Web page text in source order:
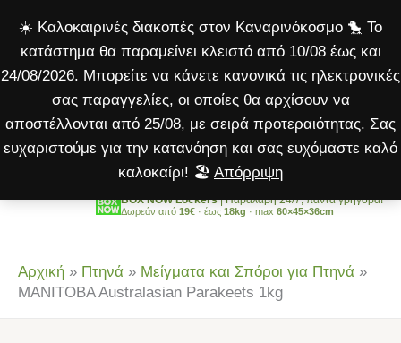
☀️ Καλοκαιρινές διακοπές στον Καναρινόκοσμο 🐤 Το
κατάστημα θα παραμείνει κλειστό από 10/08 έως και
24/08/2026. Μπορείτε να κάνετε κανονικά τις ηλεκτρονικές
σας παραγγελίες, οι οποίες θα αρχίσουν να
αποστέλλονται από 25/08, με σειρά προτεραιότητας. Σας
ευχαριστούμε για την κατανόηση και σας ευχόμαστε καλό
καλοκαίρι! 🏖️ Απόρριψη
στο
περιεχόμενο
BOX NOW Lockers| Παραλαβή 24/7, πάντα γρήγορα!
Δωρεάν από 19€ · έως 18kg · max 60×45×36cm
Αρχική » Πτηνά » Μείγματα και Σπόροι για Πτηνά »
MANITOBA Australasian Parakeets 1kg
1kg
ποσότητα